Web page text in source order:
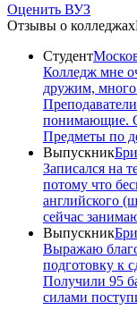
Оценить ВУЗ
Отзывы о колледжах
Студент
Колледж мне
дружим, много
понимающие.
Предметы по
Выпускник
Записался на
потому что
английского
сейчас
Выпускник
Выражаю
подготовку к
Получили 95
силами